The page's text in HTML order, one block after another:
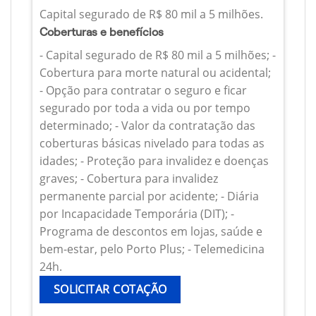
Capital segurado de R$ 80 mil a 5 milhões.
Coberturas e benefícios
- Capital segurado de R$ 80 mil a 5 milhões; -
Cobertura para morte natural ou acidental;
- Opção para contratar o seguro e ficar
segurado por toda a vida ou por tempo
determinado; - Valor da contratação das
coberturas básicas nivelado para todas as
idades; - Proteção para invalidez e doenças
graves; - Cobertura para invalidez
permanente parcial por acidente; - Diária
por Incapacidade Temporária (DIT); -
Programa de descontos em lojas, saúde e
bem-estar, pelo Porto Plus; - Telemedicina
24h.
SOLICITAR COTAÇÃO